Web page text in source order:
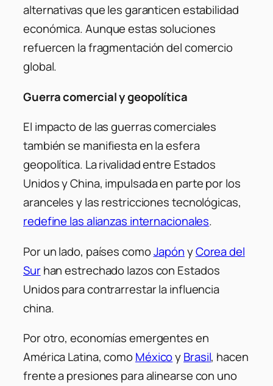
alternativas que les garanticen estabilidad
económica. Aunque estas soluciones
refuercen la fragmentación del comercio
global.
Guerra comercial y geopolítica
El impacto de las guerras comerciales
también se manifiesta en la esfera
geopolítica. La rivalidad entre Estados
Unidos y China, impulsada en parte por los
aranceles y las restricciones tecnológicas,
redefine las alianzas internacionales.
Por un lado, países comoJapónyCorea del
Surhan estrechado lazos con Estados
Unidos para contrarrestar la influencia
china.
Por otro, economías emergentes en
América Latina, comoMéxicoyBrasil, hacen
frente a presiones para alinearse con uno